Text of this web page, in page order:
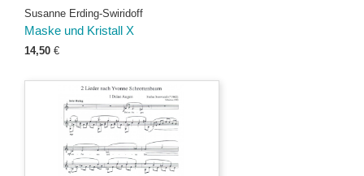
Susanne Erding-Swiridoff
Maske und Kristall X
14,50 €